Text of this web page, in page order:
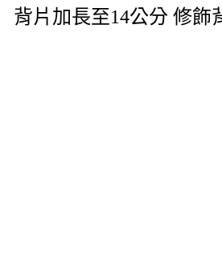
背片加長至14公分 修飾